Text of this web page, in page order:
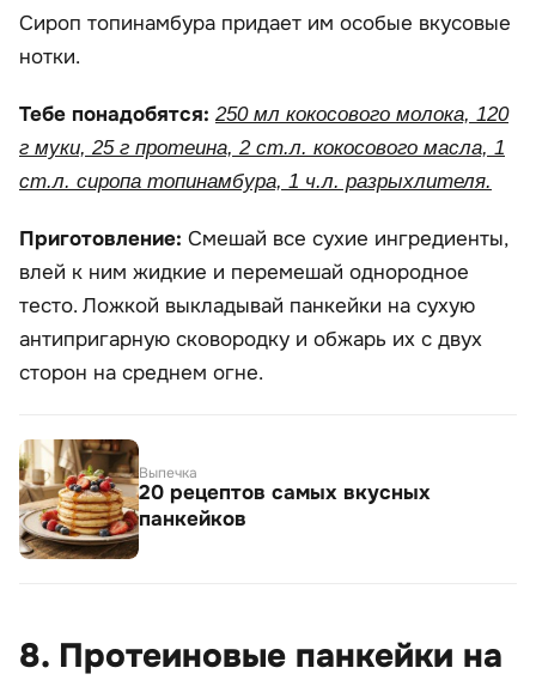
Сироп топинамбура придает им особые вкусовые
нотки.
Тебе понадобятся: 250 мл кокосового молока, 120
г муки, 25 г протеина, 2 ст.л. кокосового масла, 1
ст.л. сиропа топинамбура, 1 ч.л. разрыхлителя.
Приготовление: Смешай все сухие ингредиенты,
влей к ним жидкие и перемешай однородное
тесто. Ложкой выкладывай панкейки на сухую
антипригарную сковородку и обжарь их с двух
сторон на среднем огне.
Выпечка
20 рецептов самых вкусных
панкейков
8. Протеиновые панкейки на